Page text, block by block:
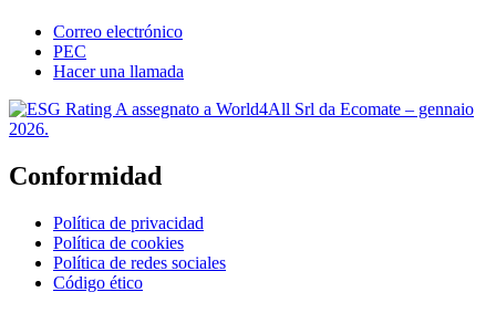
Correo electrónico
PEC
Hacer una llamada
Calificación ESG: A. Emitido por: Ecomate S.r.l. Fecha de emisión:
Conformidad
Política de privacidad
Política de cookies
Política de redes sociales
Código ético